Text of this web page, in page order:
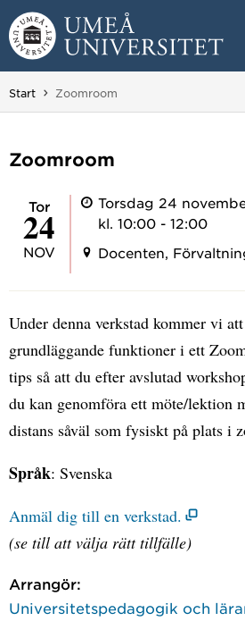
Hoppa direkt till innehållet
Huvudmenyn dold.
Start Du är här:
Zoomroom
Zoomroom
tor
24
NOV
Torsdag 24
kl. 10:00 - 12:00
Docenten,
Under denna verkstad kommer vi
grundläggande funktioner i ett
tips så att du efter avslutad
du kan genomföra ett möte/lektion
distans såväl som fysiskt på plats i
Språk: Svenska
Anmäl dig till en verkstad.
(se till att välja rätt tillfälle)
Arrangör:
Universitetspedagogik och